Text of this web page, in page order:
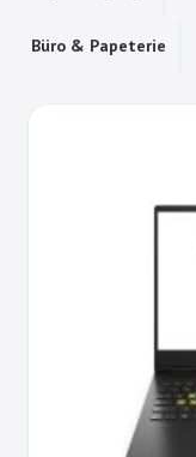
Büro & Papeterie